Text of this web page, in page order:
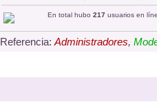
En total hubo 217 usuarios en
Referencia: Administradores,